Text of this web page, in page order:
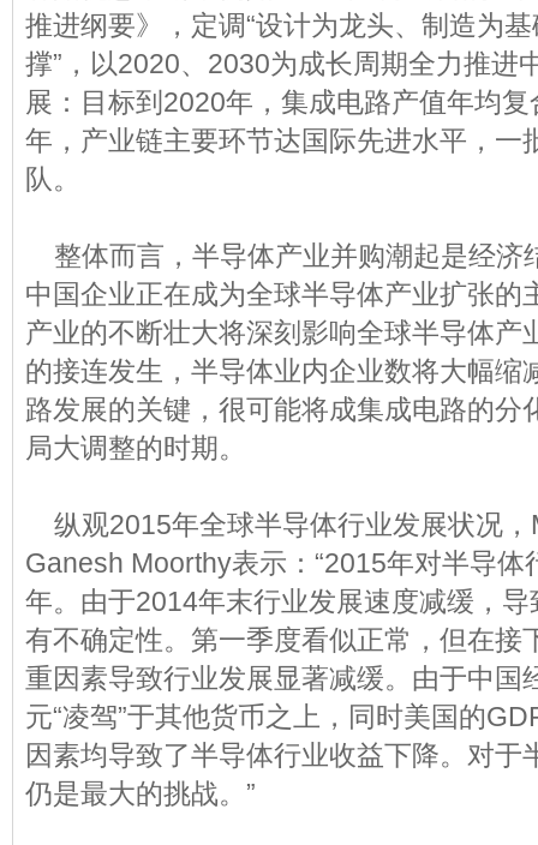
推进纲要》，定调“设计为龙头、制造为
撑”，以2020、2030为成长周期全力推进
展：目标到2020年，集成电路产值年均
年，产业链主要环节达国际先进水平，一
队。
整体而言，半导体产业并购潮起是经济
中国企业正在成为全球半导体产业扩张的
产业的不断壮大将深刻影响全球半导体产
的接连发生，半导体业内企业数将大幅缩
路发展的关键，很可能将成集成电路的分
局大调整的时期。
纵观2015年全球半导体行业发展状况
Ganesh Moorthy表示：“2015年对半导体
年。由于2014年末行业发展速度减缓，
有不确定性。第一季度看似正常，但在接
重因素导致行业发展显著减缓。由于中国
元“凌驾”于其他货币之上，同时美国的
因素均导致了半导体行业收益下降。对于
仍是最大的挑战。”